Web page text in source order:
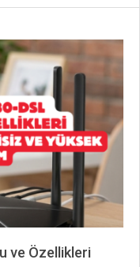
ve Özellikleri